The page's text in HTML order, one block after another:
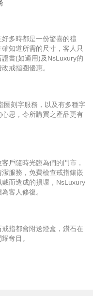
多時都是一份驚喜的禮
知道所需的尺寸，客人只
書(如適用)及NsLuxury的
戒指圈優惠。
圈刻字服務，以及有多種字
思，令所購買之產品更有
戶隨時光臨為們的門市，
服務，免費檢查戒指鑲嵌
而造成的損壞，NsLuxury
客人修復。
指都會附送燈盒，鑽石在
奪目。